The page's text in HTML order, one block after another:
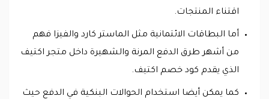
اقتناء المنتجات.
أما البطاقات الائتمانية مثل الماستر كارد والفيزا فهم
من أشهر طرق الدفع المرنة والشهيرة داخل متجر اكتيف
الذي يقدم كود خصم اكتيف.
كما يمكن أيضا استخدام الحوالات البنكية في الدفع حيث